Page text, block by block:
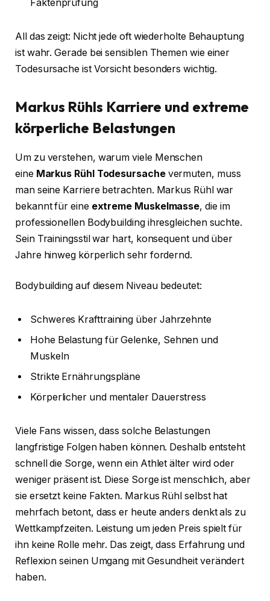
Faktenprüfung
All das zeigt: Nicht jede oft wiederholte Behauptung
ist wahr. Gerade bei sensiblen Themen wie einer
Todesursache ist Vorsicht besonders wichtig.
Markus Rühls Karriere und extreme
körperliche Belastungen
Um zu verstehen, warum viele Menschen
eine Markus Rühl Todesursachevermuten, muss
man seine Karriere betrachten. Markus Rühl war
bekannt für eine extreme Muskelmasse, die im
professionellen Bodybuilding ihresgleichen suchte.
Sein Trainingsstil war hart, konsequent und über
Jahre hinweg körperlich sehr fordernd.
Bodybuilding auf diesem Niveau bedeutet:
Schweres Krafttraining über Jahrzehnte
Hohe Belastung für Gelenke, Sehnen und
Muskeln
Strikte Ernährungspläne
Körperlicher und mentaler Dauerstress
Viele Fans wissen, dass solche Belastungen
langfristige Folgen haben können. Deshalb entsteht
schnell die Sorge, wenn ein Athlet älter wird oder
weniger präsent ist. Diese Sorge ist menschlich, aber
sie ersetzt keine Fakten. Markus Rühl selbst hat
mehrfach betont, dass er heute anders denkt als zu
Wettkampfzeiten. Leistung um jeden Preis spielt für
ihn keine Rolle mehr. Das zeigt, dass Erfahrung und
Reflexion seinen Umgang mit Gesundheit verändert
haben.